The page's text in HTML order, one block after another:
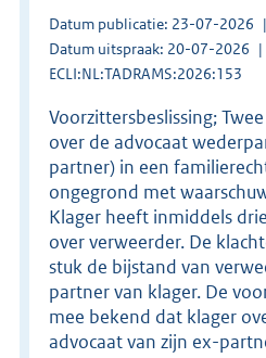
Datum publicatie: 23-07-2026
Datum uitspraak: 20-07-2026
ECLI:NL:TADRAMS:2026:153
Voorzittersbeslissing;
over de advocaat
partner) in een
ongegrond met
Klager heeft inmiddels
over verweerder. De
stuk de bijstand van
partner van klager. De
mee bekend dat klager
advocaat van zijn ex-